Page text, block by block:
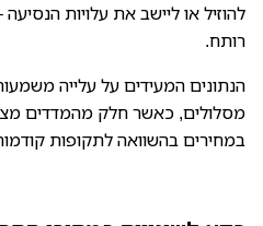
להוזיל או ליישב את עלויות
רותח.
הנתונים המעידים על עלייה
במחירים בהשוואה לתקופות